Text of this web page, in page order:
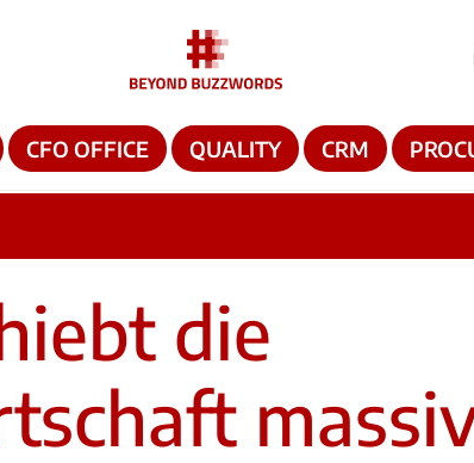
CFO OFFICE QUALITY CRM
die